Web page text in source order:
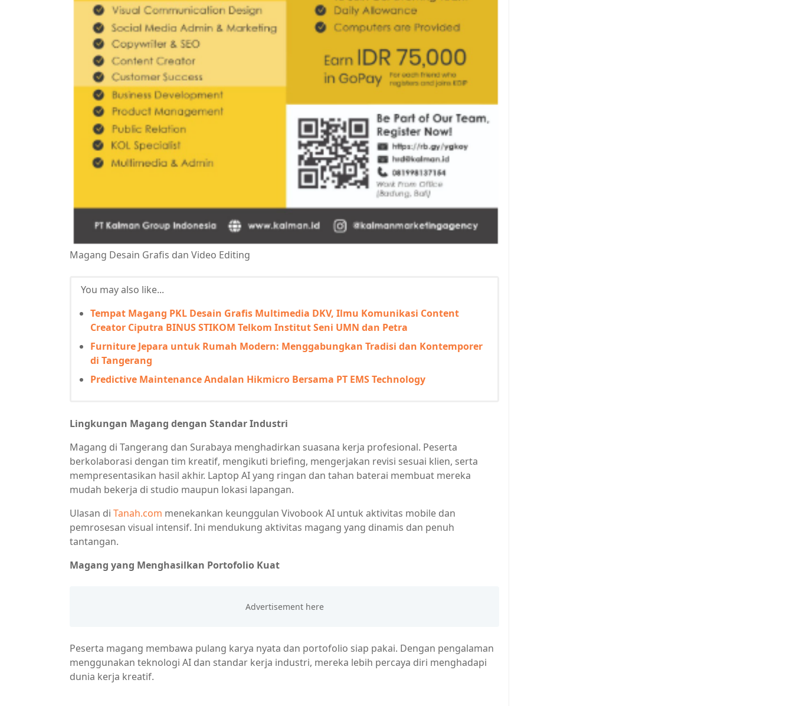
Magang Desain Grafis dan Video Editing
You may also like...
Tempat Magang PKL Desain Grafis Multimedia DKV, Ilmu Komunikasi Content
Creator Ciputra BINUS STIKOM Telkom Institut Seni UMN dan Petra
Furniture Jepara untuk Rumah Modern: Menggabungkan Tradisi dan Kontemporer
di Tangerang
Predictive Maintenance Andalan Hikmicro Bersama PT EMS Technology
Lingkungan Magang dengan Standar Industri
Magang di Tangerang dan Surabaya menghadirkan suasana kerja profesional. Peserta
berkolaborasi dengan tim kreatif, mengikuti briefing, mengerjakan revisi sesuai klien, serta
mempresentasikan hasil akhir. Laptop AI yang ringan dan tahan baterai membuat mereka
mudah bekerja di studio maupun lokasi lapangan.
Ulasan di Tanah.com menekankan keunggulan Vivobook AI untuk aktivitas mobile dan
pemrosesan visual intensif. Ini mendukung aktivitas magang yang dinamis dan penuh
tantangan.
Magang yang Menghasilkan Portofolio Kuat
Peserta magang membawa pulang karya nyata dan portofolio siap pakai. Dengan pengalaman
menggunakan teknologi AI dan standar kerja industri, mereka lebih percaya diri menghadapi
dunia kerja kreatif.